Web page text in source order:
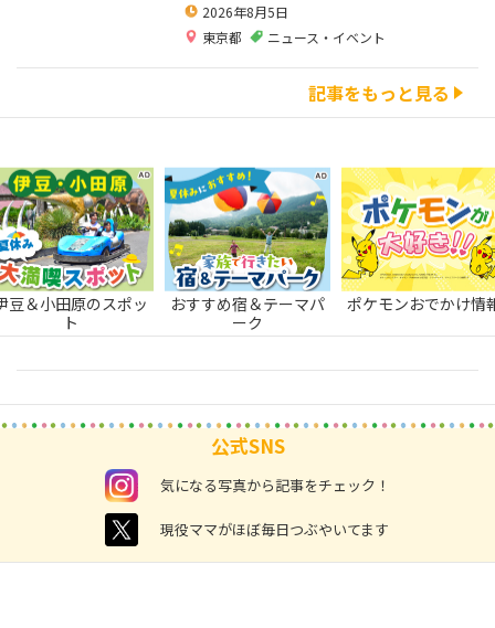
2026年8月5日
東京都
ニュース・イベント
記事をもっと見る
豆＆小田原のスポッ
ト
おすすめ宿＆テーマパ
ーク
ポケモンおでかけ情
公式SNS
instagram 気になる写真から記事をチェック！
twitter 現役ママがほぼ毎日つぶやいてます